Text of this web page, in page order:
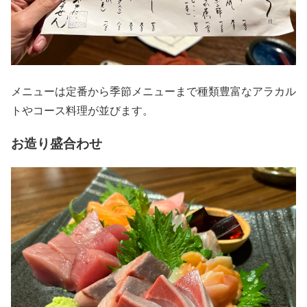
メニューは定番から季節メニューまで種類豊富なアラカル
トやコース料理が並びます。
お造り盛合わせ